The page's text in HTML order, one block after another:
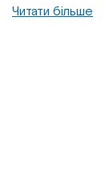
Читати більше